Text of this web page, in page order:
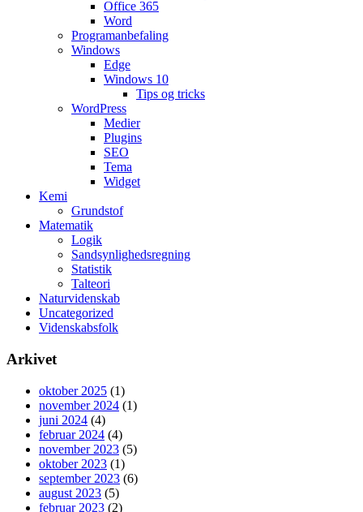
Office 365
Word
Programanbefaling
Windows
Edge
Windows 10
Tips og tricks
WordPress
Medier
Plugins
SEO
Tema
Widget
Kemi
Grundstof
Matematik
Logik
Sandsynlighedsregning
Statistik
Talteori
Naturvidenskab
Uncategorized
Videnskabsfolk
Arkivet
oktober 2025 (1)
november 2024 (1)
juni 2024 (4)
februar 2024 (4)
november 2023 (5)
oktober 2023 (1)
september 2023 (6)
august 2023 (5)
februar 2023 (2)